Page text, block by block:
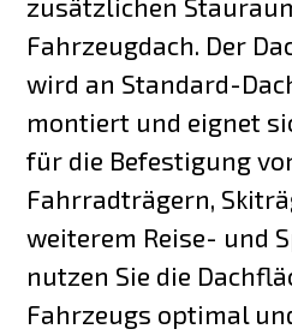
zusätzlichen
Fahrzeugdach. Der
wird an Standard-
montiert und eignet
für die Befestigung
Fahrradträgern,
weiterem Reise- und
nutzen Sie die
Fahrzeugs optimal